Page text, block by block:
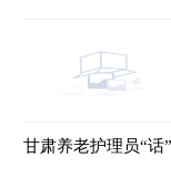
甘肃养老护理员“话